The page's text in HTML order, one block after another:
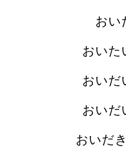
おい
おいた
おいだ
おいだ
おいだき